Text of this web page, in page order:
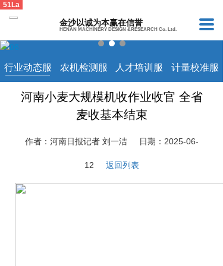
51La
金沙以诚为本赢在信誉
HENAN MACHINERY DESIGN &RESEARCH Co. Ltd.
行业动态服
务平台
农机检测服
务平台
人才培训服
务平台
计量校准服
务平台
河南小麦大规模机收作业收官 全省
麦收基本结束
作者：河南日报记者 刘一洁 日期：2025-06-
12 返回列表